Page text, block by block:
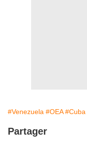
#Venezuela #OEA #Cuba
Partager